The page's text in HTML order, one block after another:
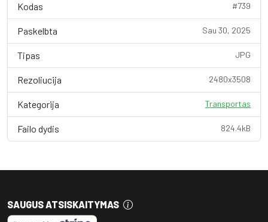
Kodas #739
Paskelbta Sau 30, 2025
Tipas JPG
Rezoliucija 2480x3508
Kategorija Transportas
Failo dydis 824.4kB
SAUGUS ATSISKAITYMAS